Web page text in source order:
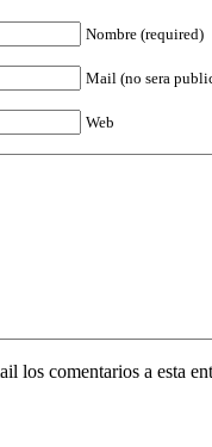
Nombre (required)
Mail (no sera
Web
los comentarios a esta